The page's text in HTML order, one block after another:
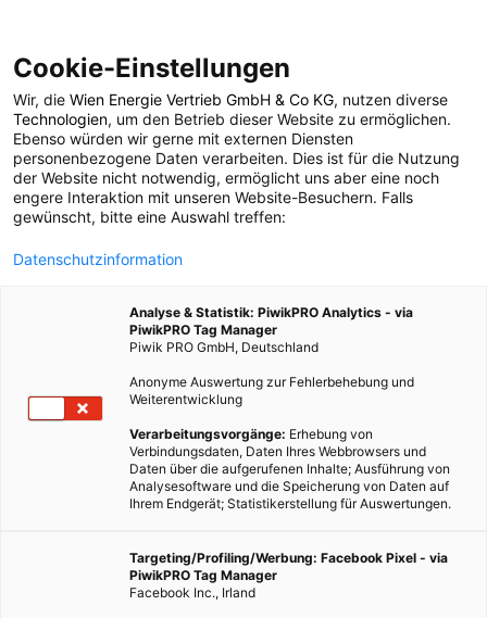
POSTS BY TAG
Umweltdachverband
1 BEITRAG
Cookie-Einstellungen
Wir, die Wien Energie Vertrieb GmbH & Co KG, nutzen diverse
Technologien, um den Betrieb dieser Website zu ermöglichen.
Ebenso würden wir gerne mit externen Diensten
personenbezogene Daten verarbeiten. Dies ist für die Nutzung
der Website nicht notwendig, ermöglicht uns aber eine noch
engere Interaktion mit unseren Website-Besuchern. Falls
gewünscht, bitte eine Auswahl treffen:
Datenschutzinformation
Analyse & Statistik: PiwikPRO Analytics - via
PiwikPRO Tag Manager
Piwik PRO GmbH, Deutschland
Anonyme Auswertung zur Fehlerbehebung und
Weiterentwicklung
Verarbeitungsvorgänge: Erhebung von
Verbindungsdaten, Daten Ihres Webbrowsers und
Daten über die aufgerufenen Inhalte; Ausführung von
Analysesoftware und die Speicherung von Daten auf
Ihrem Endgerät; Statistikerstellung für Auswertungen.
Targeting/Profiling/Werbung: Facebook Pixel - via
PiwikPRO Tag Manager
Facebook Inc., Irland